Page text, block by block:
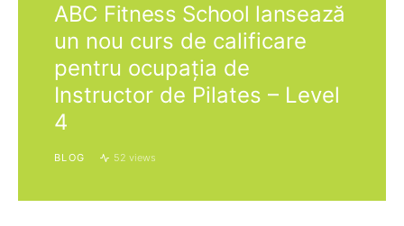
ABC Fitness School lansează
un nou curs de calificare
pentru ocupația de
Instructor de Pilates – Level
4
BLOG 52 views